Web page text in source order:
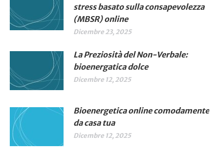
stress basato sulla consapevolezza
(MBSR) online
Dicembre 23, 2025
La Preziosità del Non-Verbale:
bioenergatica dolce
Dicembre 12, 2025
Bioenergetica online comodamente
da casa tua
Dicembre 12, 2025